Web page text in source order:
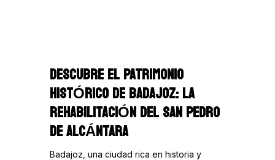
DESCUBRE EL PATRIMONIO
HISTÓRICO DE BADAJOZ: LA
REHABILITACIÓN DEL SAN PEDRO
DE ALCÁNTARA
Badajoz, una ciudad rica en historia y